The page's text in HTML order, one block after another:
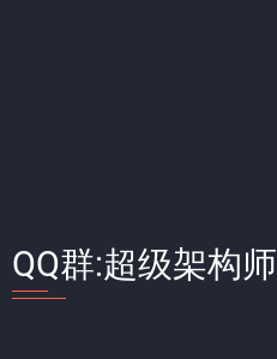
QQ群:超级架构师